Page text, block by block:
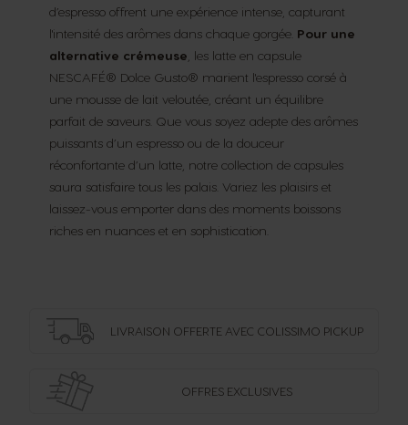
d’espresso offrent une expérience intense, capturant
l'intensité des arômes dans chaque gorgée. Pour une
alternative crémeuse , les latte en capsule
NESCAFÉ® Dolce Gusto® marient l'espresso corsé à
une mousse de lait veloutée, créant un équilibre
parfait de saveurs. Que vous soyez adepte des arômes
puissants d’un espresso ou de la douceur
réconfortante d’un latte, notre collection de capsules
saura satisfaire tous les palais. Variez les plaisirs et
laissez-vous emporter dans des moments boissons
riches en nuances et en sophistication.
LIVRAISON OFFERTE AVEC COLISSIMO PICKUP
OFFRES EXCLUSIVES